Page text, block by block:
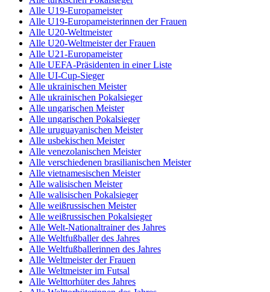
Alle U19-Europameister
Alle U19-Europameisterinnen der Frauen
Alle U20-Weltmeister
Alle U20-Weltmeister der Frauen
Alle U21-Europameister
Alle UEFA-Präsidenten in einer Liste
Alle UI-Cup-Sieger
Alle ukrainischen Meister
Alle ukrainischen Pokalsieger
Alle ungarischen Meister
Alle ungarischen Pokalsieger
Alle uruguayanischen Meister
Alle usbekischen Meister
Alle venezolanischen Meister
Alle verschiedenen brasilianischen Meister
Alle vietnamesischen Meister
Alle walisischen Meister
Alle walisischen Pokalsieger
Alle weißrussischen Meister
Alle weißrussischen Pokalsieger
Alle Welt-Nationaltrainer des Jahres
Alle Weltfußballer des Jahres
Alle Weltfußballerinnen des Jahres
Alle Weltmeister der Frauen
Alle Weltmeister im Futsal
Alle Welttorhüter des Jahres